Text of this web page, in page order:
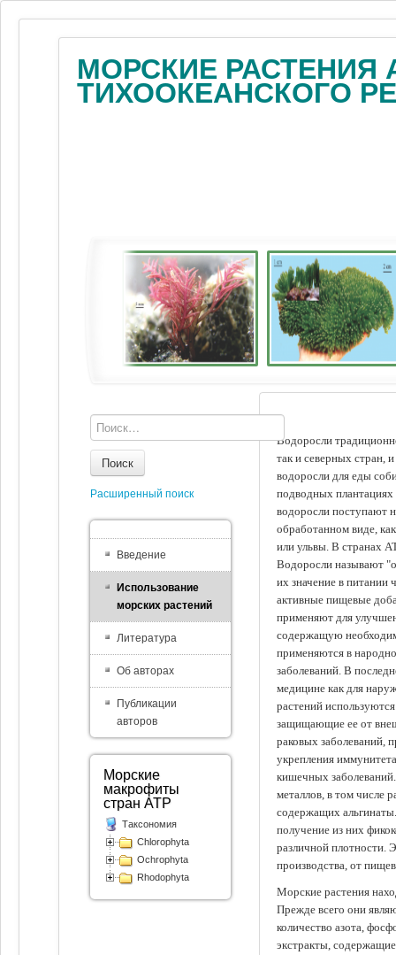
МОРСКИЕ РАСТЕНИЯ
ТИХООКЕАНСКОГО
Водоросли
так и северных стран,
водоросли для еды
подводных
водоросли поступают
обработанном виде,
или ульвы. В странах
Водоросли называют
их значение в питании
активные пищевые
применяют для
содержащую
применяются в
заболеваний. В
медицине как для
растений
защищающие ее от
раковых заболеваний,
укрепления
кишечных
металлов, в том числе
содержащих
получение из них
различной плотности.
производства, от
Морские растения
Прежде всего они
количество азота,
экстракты,
Поиск
Расширенный поиск
Введение
Использование
морских растений
Литература
Об авторах
Публикации
авторов
Морские
макрофиты
стран АТР
Таксономия
Chlorophyta
Ochrophyta
Rhodophyta